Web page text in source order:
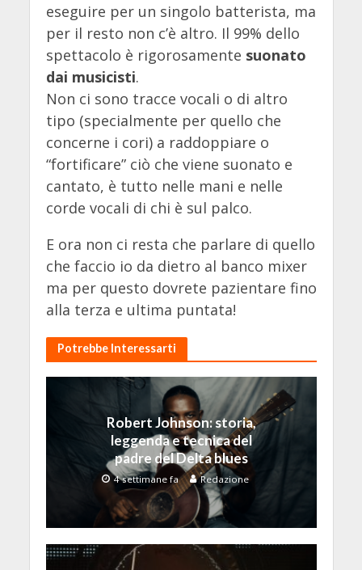
eseguire per un singolo batterista, ma
per il resto non c’è altro. Il 99% dello
spettacolo è rigorosamente suonato
dai musicisti.
Non ci sono tracce vocali o di altro
tipo (specialmente per quello che
concerne i cori) a raddoppiare o
“fortificare” ciò che viene suonato e
cantato, è tutto nelle mani e nelle
corde vocali di chi è sul palco.
E ora non ci resta che parlare di quello
che faccio io da dietro al banco mixer
ma per questo dovrete pazientare fino
alla terza e ultima puntata!
Potrebbe Interessarti
Robert Johnson: storia,
leggenda e tecnica del
padre del Delta blues
4 settimane fa Redazione